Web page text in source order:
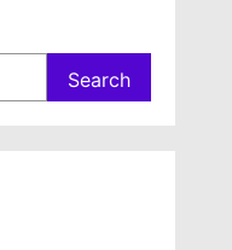
Search